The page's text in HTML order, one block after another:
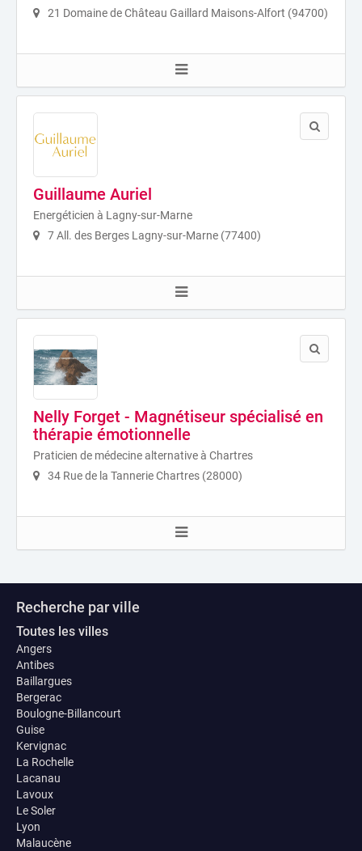
21 Domaine de Château Gaillard Maisons-Alfort (94700)
Guillaume Auriel
Energéticien à Lagny-sur-Marne
7 All. des Berges Lagny-sur-Marne (77400)
Nelly Forget - Magnétiseur spécialisé en
thérapie émotionnelle
Praticien de médecine alternative à Chartres
34 Rue de la Tannerie Chartres (28000)
Recherche par ville
Toutes les villes
Angers
Antibes
Baillargues
Bergerac
Boulogne-Billancourt
Guise
Kervignac
La Rochelle
Lacanau
Lavoux
Le Soler
Lyon
Malaucène